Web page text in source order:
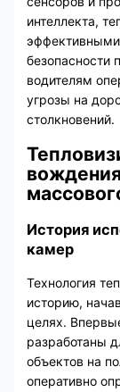
интеллекта,
безопасности
водителям
угрозы на
столкновений.
История
камер
Технология
историю,
целях.
разработаны
объектов на
оперативно